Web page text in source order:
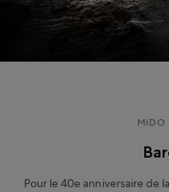
MIDO
Pour le 40e anniversaire de